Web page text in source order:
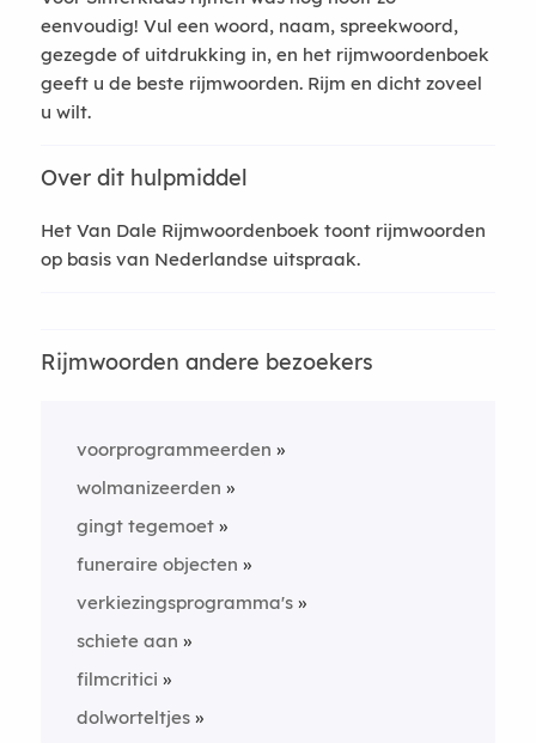
eenvoudig! Vul een woord, naam, spreekwoord,
gezegde of uitdrukking in, en het rijmwoordenboek
geeft u de beste rijmwoorden. Rijm en dicht zoveel
u wilt.
Over dit hulpmiddel
Het Van Dale Rijmwoordenboek toont rijmwoorden
op basis van Nederlandse uitspraak.
Rijmwoorden andere bezoekers
voorprogrammeerden
wolmanizeerden
gingt tegemoet
funeraire objecten
verkiezingsprogramma's
schiete aan
filmcritici
dolworteltjes